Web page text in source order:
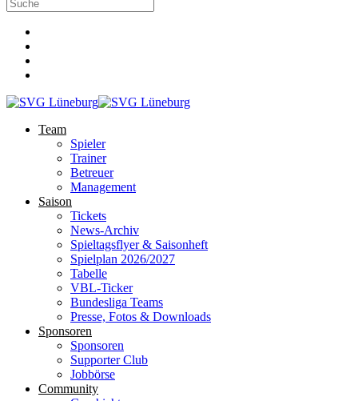
Team
Spieler
Trainer
Betreuer
Management
Saison
Tickets
News-Archiv
Spieltagsflyer & Saisonheft
Spielplan 2026/2027
Tabelle
VBL-Ticker
Bundesliga Teams
Presse, Fotos & Downloads
Sponsoren
Sponsoren
Supporter Club
Jobbörse
Community